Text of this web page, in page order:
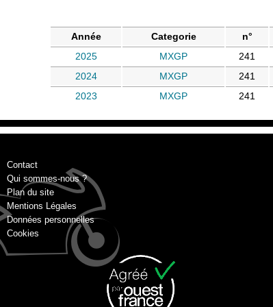
Année Categorie n°
2025
MXGP 241
2024
MXGP 241
2023
MXGP 241
Contact
Qui sommes-nous ?
Plan du site
Mentions Légales
Données personnelles
Cookies